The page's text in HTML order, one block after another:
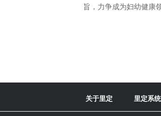
旨，力争成为妇幼健康
关于里定 里定系统